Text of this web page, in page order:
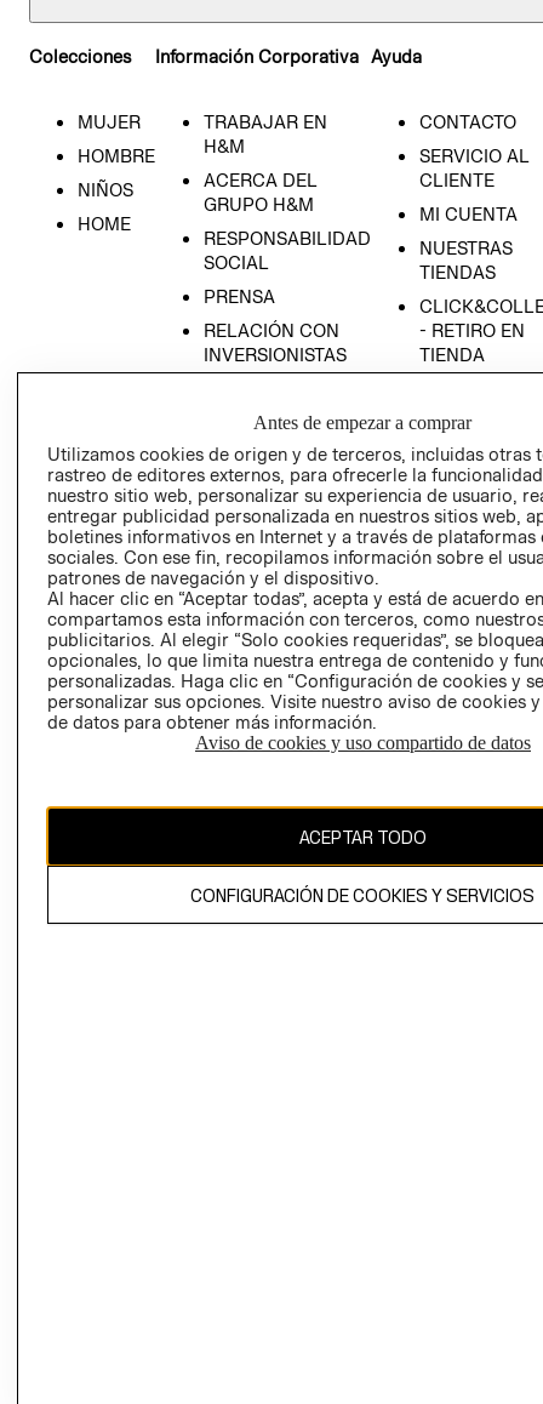
Colecciones
MUJER
HOMBRE
NIÑOS
HOME
Información Corporativa
TRABAJAR EN
H&M
ACERCA DEL
GRUPO H&M
RESPONSABILIDAD
SOCIAL
PRENSA
RELACIÓN CON
INVERSIONISTAS
EMPRESARIAL
Ayuda
CONTACTO
SERVICIO AL
CLIENTE
MI CUENTA
NUESTRAS
TIENDAS
- RETIRO EN
TIENDA
AVISO DE
PRIVACIDAD
GIFT CARD
AVISO DE
COOKIES
Uruguay ($U)
El contenido de esta página web está protegido por copyright y es
propiedad de H&M Hennes & Mauritz AB.
Antes de empezar a comprar
Utilizamos cookies de origen y de terceros, incluidas otras
rastreo de editores externos, para ofrecerle la
nuestro sitio web, personalizar su experiencia de usuario,
entregar publicidad personalizada en nuestros sitios web,
boletines informativos en Internet y a través de plataformas
sociales. Con ese fin, recopilamos información sobre el
patrones de navegación y el dispositivo.
Al hacer clic en “Aceptar todas”, acepta y está de acuerdo
compartamos esta información con terceros, como
publicitarios. Al elegir “Solo cookies requeridas”, se
opcionales, lo que limita nuestra entrega de contenido y
personalizadas. Haga clic en “Configuración de cookies y
personalizar sus opciones. Visite nuestro aviso de cookies
de datos para obtener más información.
Aviso de cookies y uso compartido de datos
ACEPTAR TODO
CONFIGURACIÓN DE COOKIES Y SERVICIOS